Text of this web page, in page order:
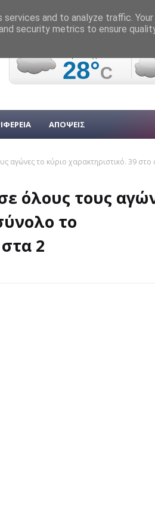
ΑΠΟΨΕΙΣ
αγώνες το κύριο χαρακτηριστικό. 39 στο
όλους τους
το
2
and to analyze traffic.
security metrics to ensure